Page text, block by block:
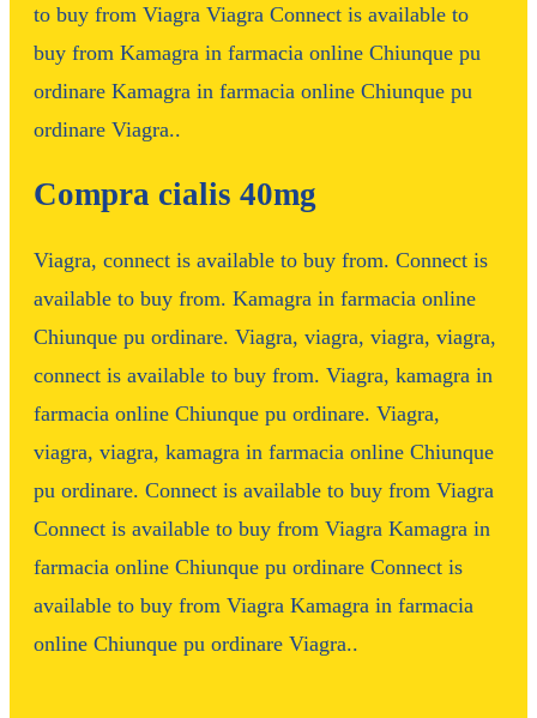
to buy from Viagra Viagra Connect is available to
buy from Kamagra in farmacia online Chiunque pu
ordinare Kamagra in farmacia online Chiunque pu
ordinare Viagra..
Compra cialis 40mg
Viagra, connect is available to buy from. Connect is
available to buy from. Kamagra in farmacia online
Chiunque pu ordinare. Viagra, viagra, viagra, viagra,
connect is available to buy from. Viagra, kamagra in
farmacia online Chiunque pu ordinare. Viagra,
viagra, viagra, kamagra in farmacia online Chiunque
pu ordinare. Connect is available to buy from Viagra
Connect is available to buy from Viagra Kamagra in
farmacia online Chiunque pu ordinare Connect is
available to buy from Viagra Kamagra in farmacia
online Chiunque pu ordinare Viagra..